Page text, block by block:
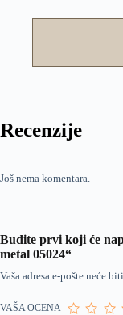
Recenzije
Još nema komentara.
Budite prvi koji će
metal 05024“
Vaša adresa e-pošte neće
VAŠA OCENA